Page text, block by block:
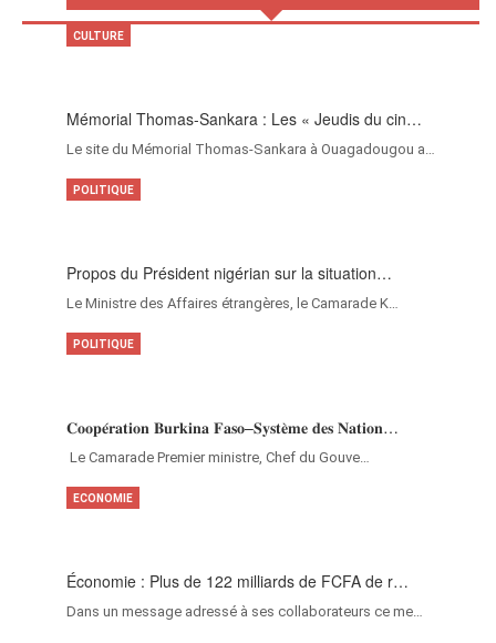
Mémorial Thomas-Sankara : Les « Jeudis du cin…
Le site du Mémorial Thomas-Sankara à Ouagadougou a…
CULTURE
Propos du Président nigérian sur la situation…
Le Ministre des Affaires étrangères, le Camarade K…
POLITIQUE
𝐂𝐨𝐨𝐩𝐞́𝐫𝐚𝐭𝐢𝐨𝐧 𝐁𝐮𝐫𝐤𝐢𝐧𝐚 𝐅𝐚𝐬𝐨–𝐒𝐲𝐬𝐭𝐞̀𝐦𝐞 𝐝𝐞𝐬 𝐍𝐚𝐭𝐢𝐨𝐧…
‎Le Camarade Premier ministre, Chef du Gouve…
POLITIQUE
Économie : Plus de 122 milliards de FCFA de r…
Dans un message adressé à ses collaborateurs ce me…
ECONOMIE